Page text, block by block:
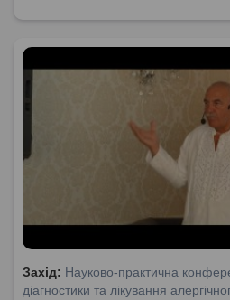
Захід: Науково-практична
діагностики та лікування